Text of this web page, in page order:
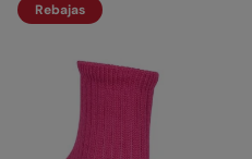
Rebajas